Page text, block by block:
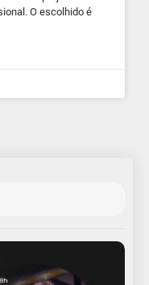
O escolhido é